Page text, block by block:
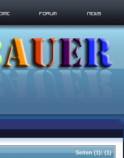
Seiten(1):(1)